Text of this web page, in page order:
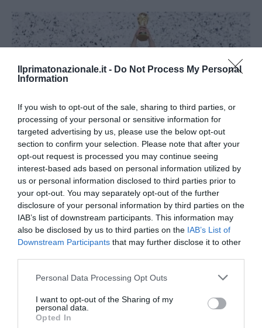
Ilprimatonazionale.it - Do Not Process My Personal
Information
If you wish to opt-out of the sale, sharing to third parties, or
processing of your personal or sensitive information for
targeted advertising by us, please use the below opt-out
section to confirm your selection. Please note that after your
opt-out request is processed you may continue seeing
interest-based ads based on personal information utilized by
us or personal information disclosed to third parties prior to
your opt-out. You may separately opt-out of the further
disclosure of your personal information by third parties on the
IAB’s list of downstream participants. This information may
also be disclosed by us to third parties on the IAB’s List of
Downstream Participants that may further disclose it to other
Please note that this website/app uses one or more Google
not limited to your visit or usage behaviour. You may click to
grant or deny consent to Google and its third-party tags to
use your data for below specified purposes in below Google
Personal Data Processing Opt Outs
I want to opt-out of the Sharing of my
personal data.
Opted In
Berlino 2006, una notte da campioni del mondo
18 Luglio 2026